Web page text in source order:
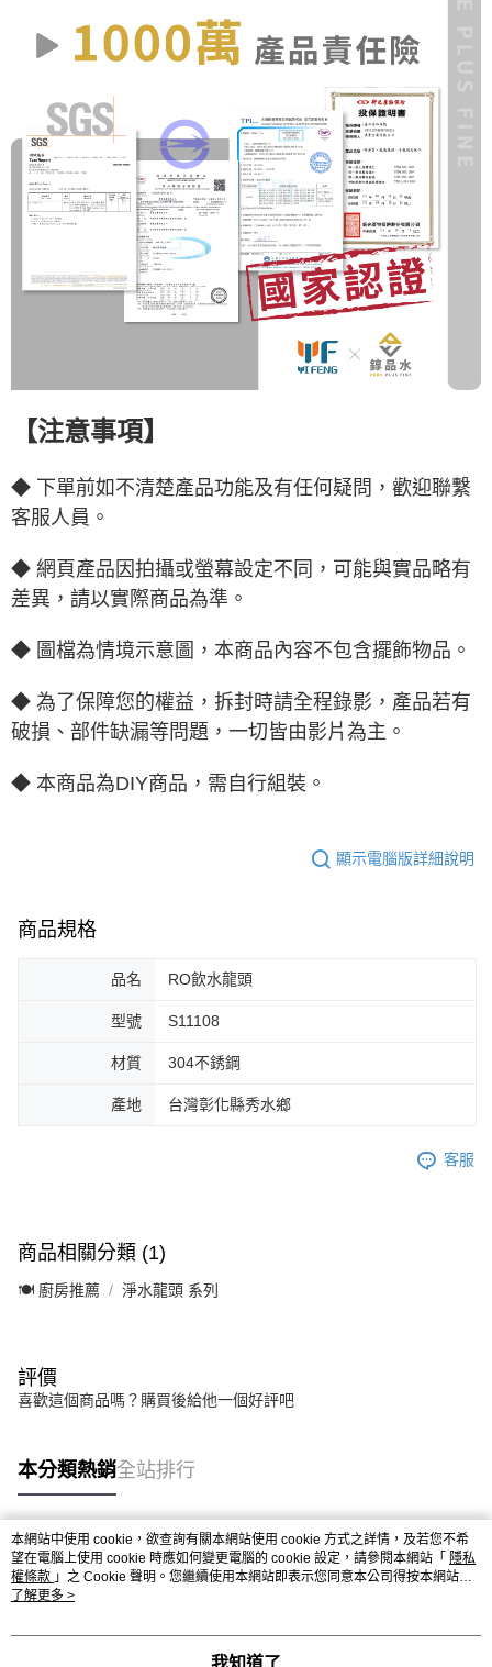
【注意事項】
◆ 下單前如不清楚產品功能及有任何疑問，歡迎聯繫
客服人員。
◆ 網頁產品因拍攝或螢幕設定不同，可能與實品略有
差異，請以實際商品為準。
◆ 圖檔為情境示意圖，本商品內容不包含擺飾物品。
◆ 為了保障您的權益，拆封時請全程錄影，產品若有
破損、部件缺漏等問題，一切皆由影片為主。
◆ 本商品為DIY商品，需自行組裝。
顯示電腦版詳細說明
商品規格
品名 RO飲水龍頭
型號 S11108
材質 304不銹鋼
產地 台灣彰化縣秀水鄉
客服
商品相關分類 (1)
🍽️ 廚房推薦 淨水龍頭 系列
評價
喜歡這個商品嗎？購買後給他一個好評吧
本分類熱銷全站排行
熱門標籤
本網站中使用 cookie，欲查詢有關本網站使用 cookie 方式之詳情，及若您不希
望在電腦上使用 cookie 時應如何變更電腦的 cookie 設定，請參閱本網站「 隱私
權條款 」之 Cookie 聲明。您繼續使用本網站即表示您同意本公司得按本網站使
用條款之 Cookie 聲明使用 cookie。
了解更多 >
我知道了